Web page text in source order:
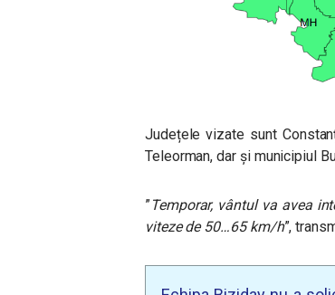
Județele vizate sunt
Teleorman, dar și municipiul
”Temporar, vântul va avea
viteze de 50…65 km/h”,